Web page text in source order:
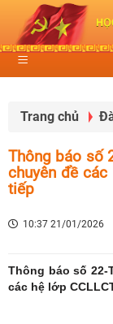
Trang chủ
Thông báo số
chuyên đề
tiếp
10:37 21/01/2026
Thông báo số 22-
các hệ lớp